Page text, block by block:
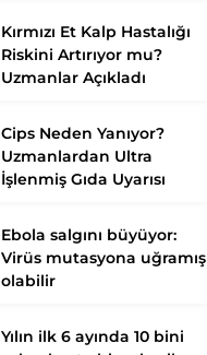
Kırmızı Et Kalp Hastalığı
Riskini Artırıyor mu?
Uzmanlar Açıkladı
Cips Neden Yanıyor?
Uzmanlardan Ultra
İşlenmiş Gıda Uyarısı
Ebola salgını büyüyor:
Virüs mutasyona uğramış
olabilir
Yılın ilk 6 ayında 10 bini